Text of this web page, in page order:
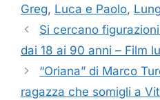
Greg, Luca e Paolo,
Si cercano
dai 18 ai 90 anni – Film
“Oriana” di Marco
ragazza che somigli a